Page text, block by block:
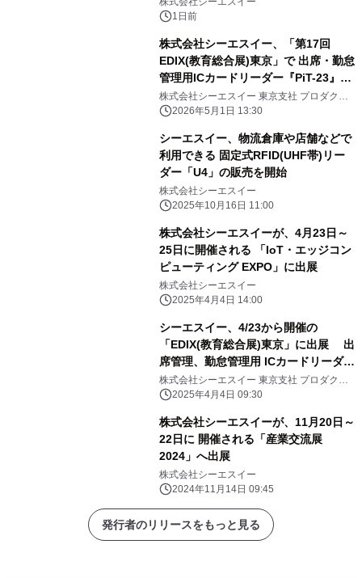
1日前
株式会社シーエスイー、「第17回
EDIX(教育総合展)東京」で 出席・勤怠
管理用ICカードリーダー『PiT-23』を
出展
株式会社シーエスイー 東京支社 プロダクト
ソリューション部
2026年5月1日 13:30
シーエスイー、物流倉庫や店舗などで
利用できる 固定式RFID(UHF帯)リー
ダー「U4」の販売を開始
株式会社シーエスイー
2025年10月16日 11:00
株式会社シーエスイーが、4月23日～
25日に開催される 「IoT・エッジコン
ピューティング EXPO」に出展
株式会社シーエスイー
2025年4月4日 14:00
シーエスイー、4/23から開催の
「EDIX(教育総合展)東京」に出展 出
席管理、勤怠管理用 ICカードリーダー
『PiT-23』を展示
株式会社シーエスイー 東京支社 プロダクト
ソリューション部
2025年4月4日 09:30
株式会社シーエスイーが、11月20日～
22日に 開催される「産業交流展
2024」へ出展
株式会社シーエスイー
2024年11月14日 09:45
発行者のリリースをもっと見る